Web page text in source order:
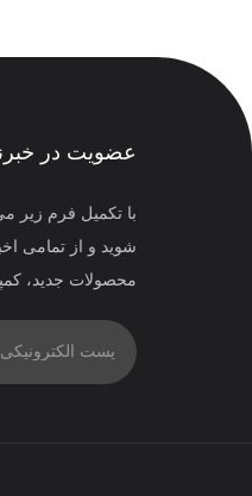
عضویت در
با تکمیل فرم زیر
شوید و از تمامی
محصولات جدید،